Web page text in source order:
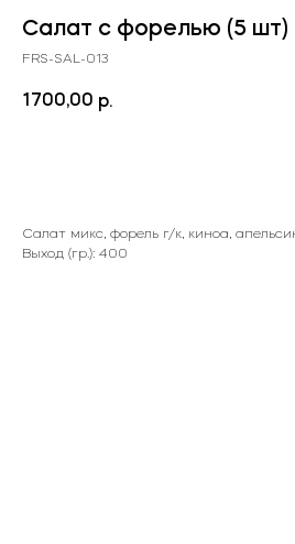
Салат с форелью (5 шт)
FRS-SAL-013
1700,00 р.
Салат микс, форель г/к, киноа,
Выход (гр.): 400